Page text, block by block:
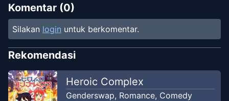
PETAI TRANSLATOR
Chapter3-chapter. 3
PETAI TRANSLATOR
Jul 16, 2022
Chapter2
ch. 2
PETAI TRANSLATOR
Komentar (0)
Silakan login untuk berkomentar.
Rekomendasi
Heroic Complex
Genderswap, Romance, Comedy